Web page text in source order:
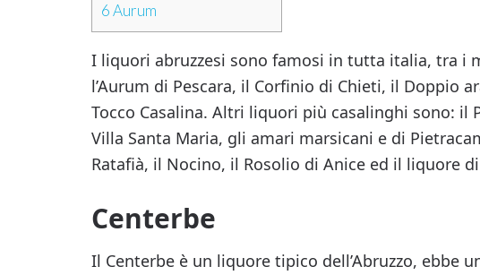
6Aurum
I liquori abruzzesi sono famosi in tutta italia, tra i
l’Aurum di Pescara, il Corfinio di Chieti, il Doppio
Tocco Casalina. Altri liquori più casalinghi sono:
Villa Santa Maria, gli amari marsicani e di
Ratafià, il Nocino, il Rosolio di Anice ed il liquore
Centerbe
Il Centerbe è un liquore tipico dell’Abruzzo, ebbe